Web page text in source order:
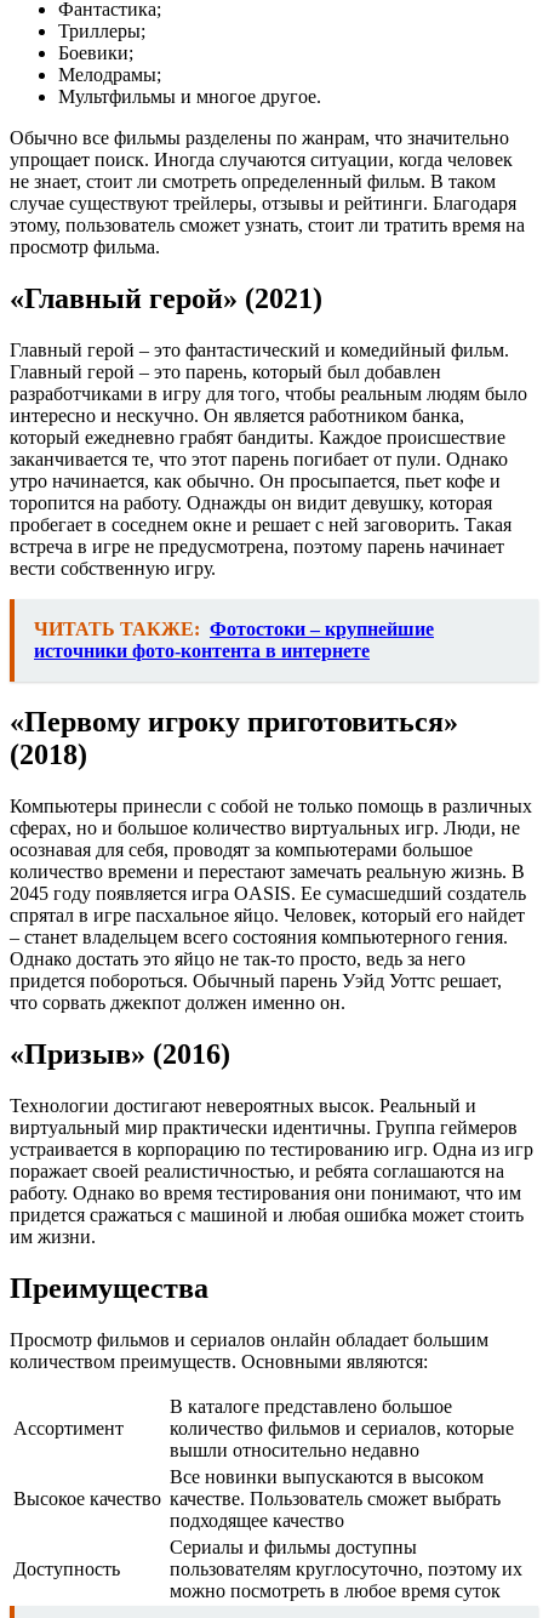
Фантастика;
Триллеры;
Боевики;
Мелодрамы;
Мультфильмы и многое другое.
Обычно все фильмы разделены по жанрам, что значительно
упрощает поиск. Иногда случаются ситуации, когда человек
не знает, стоит ли смотреть определенный фильм. В таком
случае существуют трейлеры, отзывы и рейтинги. Благодаря
этому, пользователь сможет узнать, стоит ли тратить время на
просмотр фильма.
«Главный герой» (2021)
Главный герой – это фантастический и комедийный фильм.
Главный герой – это парень, который был добавлен
разработчиками в игру для того, чтобы реальным людям было
интересно и нескучно. Он является работником банка,
который ежедневно грабят бандиты. Каждое происшествие
заканчивается те, что этот парень погибает от пули. Однако
утро начинается, как обычно. Он просыпается, пьет кофе и
торопится на работу. Однажды он видит девушку, которая
пробегает в соседнем окне и решает с ней заговорить. Такая
встреча в игре не предусмотрена, поэтому парень начинает
вести собственную игру.
ЧИТАТЬ ТАКЖЕ: Фотостоки – крупнейшие
источники фото-контента в интернете
«Первому игроку приготовиться»
(2018)
Компьютеры принесли с собой не только помощь в различных
сферах, но и большое количество виртуальных игр. Люди, не
осознавая для себя, проводят за компьютерами большое
количество времени и перестают замечать реальную жизнь. В
2045 году появляется игра OASIS. Ее сумасшедший создатель
спрятал в игре пасхальное яйцо. Человек, который его найдет
– станет владельцем всего состояния компьютерного гения.
Однако достать это яйцо не так-то просто, ведь за него
придется побороться. Обычный парень Уэйд Уоттс решает,
что сорвать джекпот должен именно он.
«Призыв» (2016)
Технологии достигают невероятных высок. Реальный и
виртуальный мир практически идентичны. Группа геймеров
устраивается в корпорацию по тестированию игр. Одна из игр
поражает своей реалистичностью, и ребята соглашаются на
работу. Однако во время тестирования они понимают, что им
придется сражаться с машиной и любая ошибка может стоить
им жизни.
Преимущества
Просмотр фильмов и сериалов онлайн обладает большим
количеством преимуществ. Основными являются:
Ассортимент
В каталоге представлено большое
количество фильмов и сериалов, которые
вышли относительно недавно
Высокое качество
Все новинки выпускаются в высоком
качестве. Пользователь сможет выбрать
подходящее качество
Доступность
Сериалы и фильмы доступны
пользователям круглосуточно, поэтому их
можно посмотреть в любое время суток